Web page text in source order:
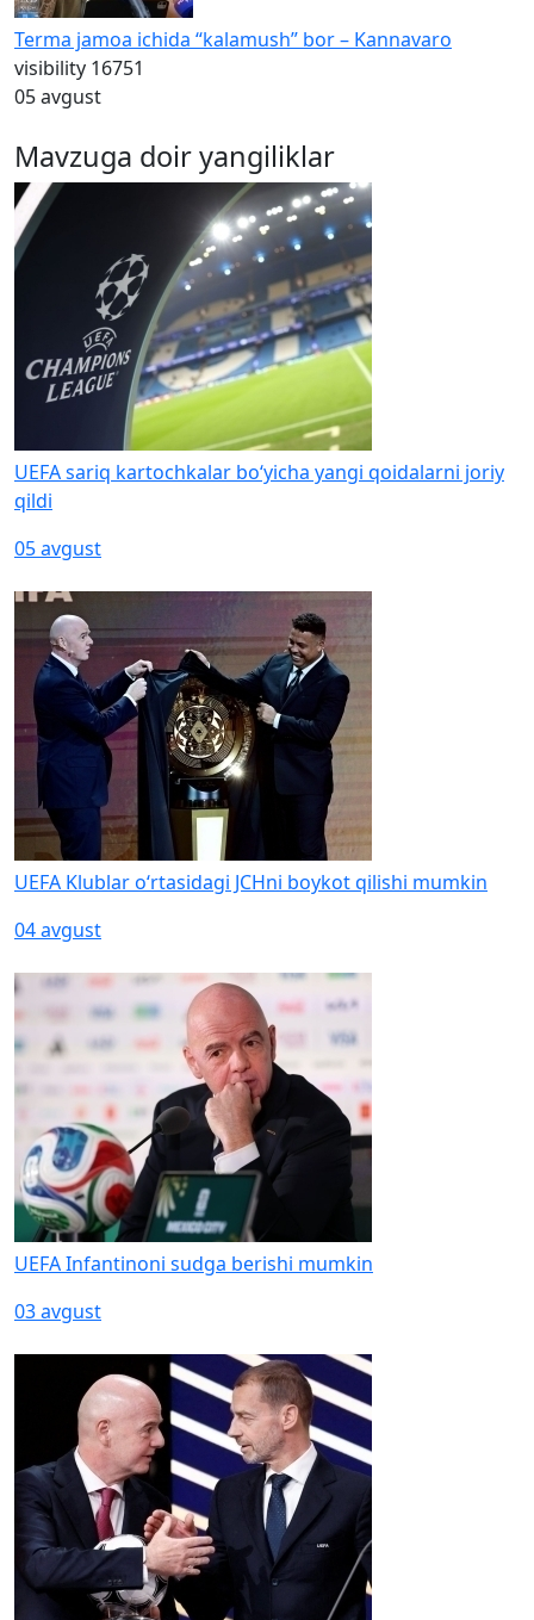
Terma jamoa ichida “kalamush” bor – Kannavaro
visibility 16751
05 avgust
Mavzuga doir yangiliklar
UEFA sariq kartochkalar bo‘yicha yangi qoidalarni joriy
qildi
05 avgust
UEFA Klublar o‘rtasidagi JCHni boykot qilishi mumkin
04 avgust
UEFA Infantinoni sudga berishi mumkin
03 avgust